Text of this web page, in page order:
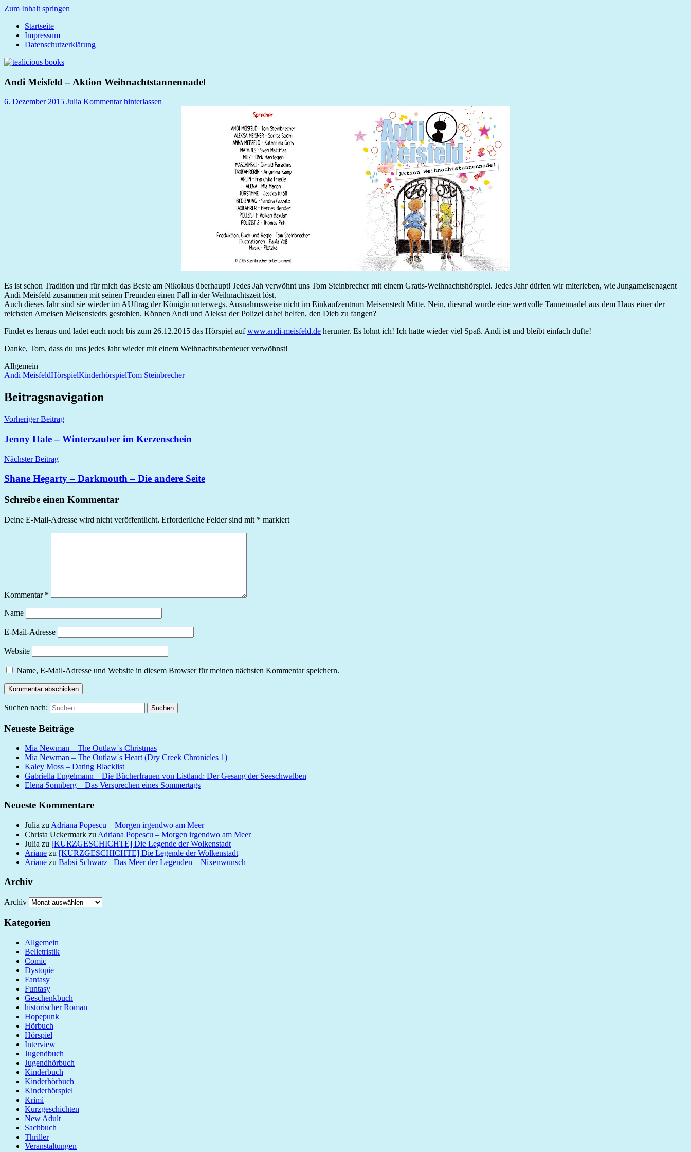
Zum Inhalt springen
tealicious
books
Startseite
Impressum
Datenschutzerklärung
Andi Meisfeld – Aktion Weihnachtstannennadel
6. Dezember 2015 Julia Kommentar hinterlassen
Es ist schon Tradition und für mich das Beste am Nikolaus überhaupt! Jedes Jah verwöhnt uns Tom Steinbrecher mit einem Gratis-Weihnachtshörspiel. Jedes Jahr dürfen wir miterleben, wie Jungameisenagent
Andi Meisfeld zusammen mit seinen Freunden einen Fall in der Weihnachtszeit löst.
Auch dieses Jahr sind sie wieder im AUftrag der Königin unterwegs. Ausnahmsweise nicht im Einkaufzentrum Meisenstedt Mitte. Nein, diesmal wurde eine wertvolle Tannennadel aus dem Haus einer der
reichsten Ameisen Meisenstedts gestohlen. Können Andi und Aleksa der Polizei dabei helfen, den Dieb zu fangen?
Findet es heraus und ladet euch noch bis zum 26.12.2015 das Hörspiel aufwww.andi-meisfeld.de herunter. Es lohnt ich! Ich hatte wieder viel Spaß. Andi ist und bleibt einfach dufte!
Danke, Tom, dass du uns jedes Jahr wieder mit einem Weihnachtsabenteuer verwöhnst!
Allgemein
Andi MeisfeldHörspielKinderhörspielTom Steinbrecher
Beitragsnavigation
Vorheriger Beitrag
Jenny Hale – Winterzauber im Kerzenschein
Nächster Beitrag
Shane Hegarty – Darkmouth – Die andere Seite
Schreibe einen Kommentar
Deine E-Mail-Adresse wird nicht veröffentlicht. Erforderliche Felder sind mit * markiert
Kommentar *
Name
E-Mail-Adresse
Website
Name, E-Mail-Adresse und Website in diesem Browser für meinen nächsten Kommentar speichern.
Suchen nach: Suchen
Neueste Beiträge
Mia Newman – The Outlaw´s Christmas
Mia Newman – The Outlaw´s Heart (Dry Creek Chronicles 1)
Kaley Moss – Dating Blacklist
Gabriella Engelmann – Die Bücherfrauen von Listland: Der Gesang der Seeschwalben
Elena Sonnberg – Das Versprechen eines Sommertags
Neueste Kommentare
Julia zu Adriana Popescu – Morgen irgendwo am Meer
Christa Uckermark zu Adriana Popescu – Morgen irgendwo am Meer
Julia zu [KURZGESCHICHTE] Die Legende der Wolkenstadt
Ariane zu [KURZGESCHICHTE] Die Legende der Wolkenstadt
Ariane zu Babsi Schwarz –Das Meer der Legenden – Nixenwunsch
Archiv
Archiv
Kategorien
Allgemein
Belletristik
Comic
Dystopie
Fantasy
Funtasy
Geschenkbuch
historischer Roman
Hopepunk
Hörbuch
Hörspiel
Interview
Jugendbuch
Jugendhörbuch
Kinderbuch
Kinderhörbuch
Kinderhörspiel
Krimi
Kurzgeschichten
New Adult
Sachbuch
Thriller
Veranstaltungen